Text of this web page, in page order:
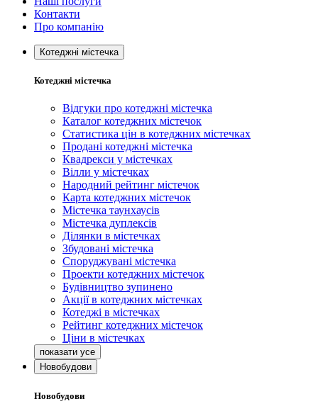
Контакти
Про компанію
Котеджні містечка
Котеджні містечка
Відгуки про котеджні містечка
Каталог котеджних містечок
Статистика цін в котеджних містечках
Продані котеджні містечка
Квадрекси у містечках
Вілли у містечках
Народний рейтинг містечок
Карта котеджних містечок
Містечка таунхаусів
Містечка дуплексів
Ділянки в містечках
Збудовані містечка
Споруджувані містечка
Проекти котеджних містечок
Будівництво зупинено
Акції в котеджних містечках
Котеджі в містечках
Рейтинг котеджних містечок
Ціни в містечках
Новобудови
Новобудови